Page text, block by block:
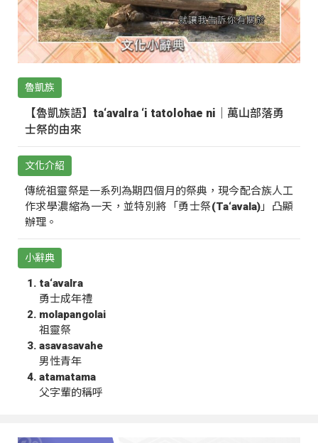
魯凱族
【魯凱族語】ta‘avalra ‘i tatolohae ni｜萬山部落勇
士祭的由來
文化介紹
傳統祖靈祭是一系列為期四個月的祭典，現今配合族人工
作求學濃縮為一天，並特別將「勇士祭(Ta‘avala)」凸顯
辦理。
小辭典
ta‘avalra
勇士成年禮
molapangolai
祖靈祭
asavasavahe
男性青年
atamatama
父字輩的稱呼